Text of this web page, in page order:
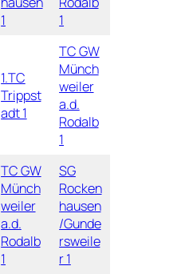
1
1
1.TC
Trippst
adt 1
TC GW
Münch
weiler
a.d.
Rodalb
1
TC GW
Münch
weiler
a.d.
Rodalb
1
SG
Rocken
hausen
/Gunde
rsweile
r 1